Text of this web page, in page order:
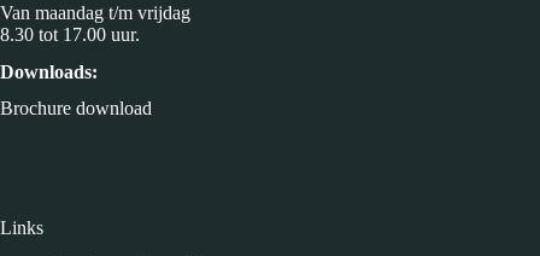
Van maandag t/m vrijdag
8.30 tot 17.00 uur.
Downloads:
Brochure download
Links